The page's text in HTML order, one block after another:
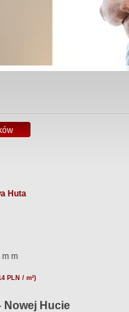
Huta
m
PLN / m²)
Nowej Hucie